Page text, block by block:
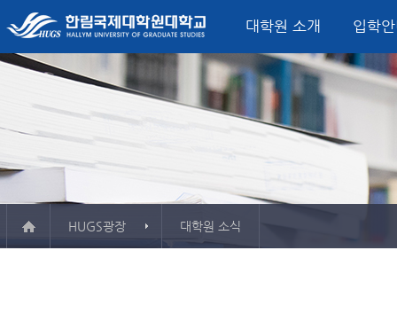
대학원 소개
미션, 비전, 핵심가치 총장 인사말
입학
입학모집요강
석사학위과정
FAQ
정치외교학과
외교안보전공
한국연구전공
융합서비스경
관광외식경영전공
Major in Global
글로벌정치‧한국연구소
소개 & 주요활동
자료실
서비스산업정책연구소
소개 & 주요활동
평생교육원
학사안내
대학원 소식 학사정보시스템 시설
대학인권센터
HUGS광장 대학원 소식